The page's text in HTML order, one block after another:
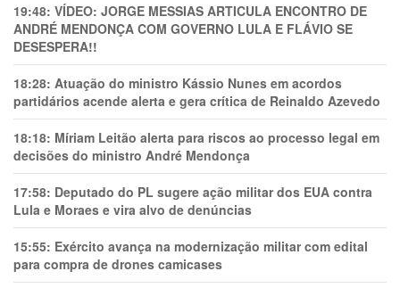
19:48: VÍDEO: JORGE MESSIAS ARTICULA ENCONTRO DE
ANDRÉ MENDONÇA COM GOVERNO LULA E FLÁVIO SE
DESESPERA!!
18:28: Atuação do ministro Kássio Nunes em acordos
partidários acende alerta e gera crítica de Reinaldo Azevedo
18:18: Míriam Leitão alerta para riscos ao processo legal em
decisões do ministro André Mendonça
17:58: Deputado do PL sugere ação militar dos EUA contra
Lula e Moraes e vira alvo de denúncias
15:55: Exército avança na modernização militar com edital
para compra de drones camicases